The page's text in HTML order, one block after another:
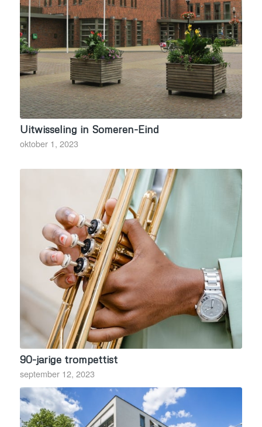
Uitwisseling in Someren-Eind
oktober 1, 2023
90-jarige trompettist
september 12, 2023